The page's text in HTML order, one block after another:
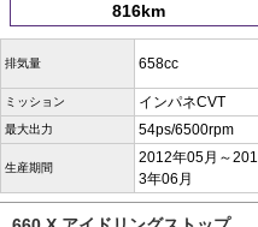
816km
排気量 658cc
ミッション インパネCVT
最大出力 54ps/6500rpm
生産期間
2012年05月～201
3年06月